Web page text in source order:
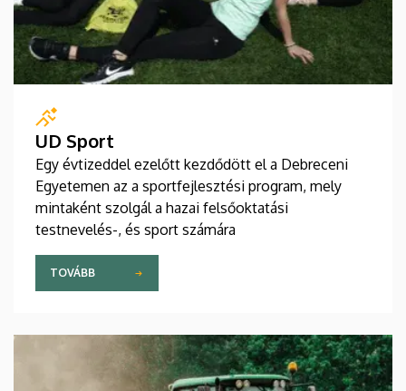
UD Sport
Egy évtizeddel ezelőtt kezdődött el a Debreceni
Egyetemen az a sportfejlesztési program, mely
mintaként szolgál a hazai felsőoktatási
testnevelés-, és sport számára
TOVÁBB